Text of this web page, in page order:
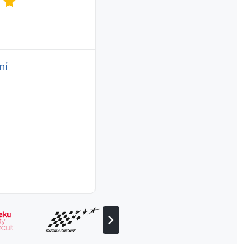
Zobrazit
následujícího